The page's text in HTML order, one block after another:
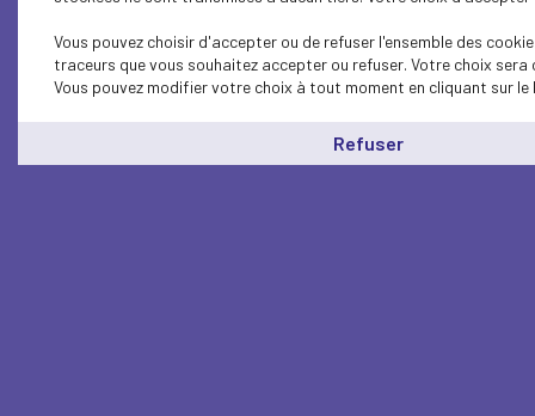
Vous pouvez choisir d'accepter ou de refuser l'ensemble des
traceurs que vous souhaitez accepter ou refuser. Votre choix
Vous pouvez modifier votre choix à tout moment en cliquant sur le
Refuser